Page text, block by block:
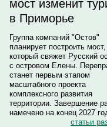
мост изменит
в Приморье
Группа компаний "Остов"
планирует построить мост,
который свяжет Русский
с островом Елены.
станет первым этапом
масштабного проекта
комплексного развития
территории. Завершение
намечено на конец 2027
статьи